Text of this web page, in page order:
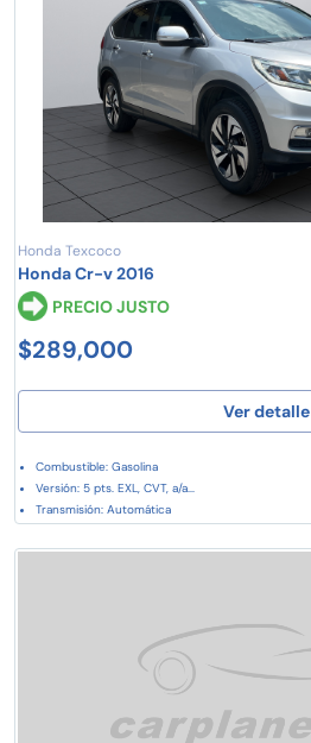
Honda Texcoco
Honda Cr-v 2016
PRECIO JUSTO
$289,000
Ver detalle
Combustible: Gasolina
Versión: 5 pts. EXL, CVT, a/a...
Transmisión: Automática